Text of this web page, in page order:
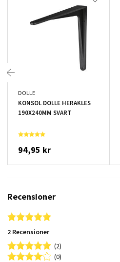
DOLLE
KONSOL DOLLE HERAKLES
190X240MM SVART
94,95 kr
Recensioner
5.0 star rating
2 Recensioner
(2)
(0)